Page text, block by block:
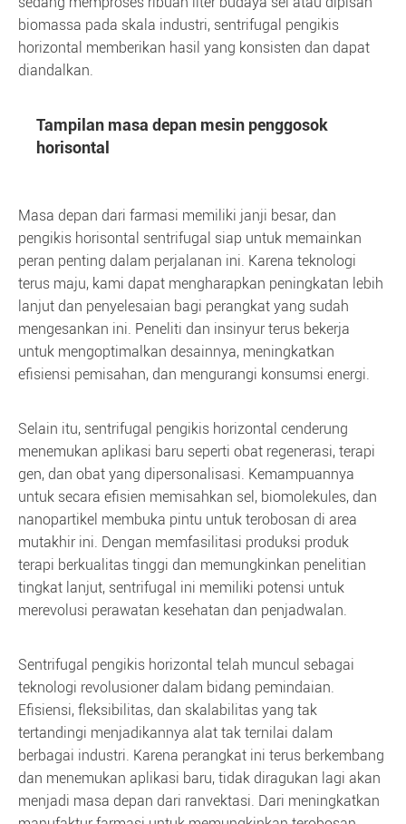
biomassa pada skala industri, sentrifugal pengikis
horizontal memberikan hasil yang konsisten dan dapat
diandalkan.
Tampilan masa depan mesin penggosok
horisontal
Masa depan dari farmasi memiliki janji besar, dan
pengikis horisontal sentrifugal siap untuk memainkan
peran penting dalam perjalanan ini. Karena teknologi
terus maju, kami dapat mengharapkan peningkatan lebih
lanjut dan penyelesaian bagi perangkat yang sudah
mengesankan ini. Peneliti dan insinyur terus bekerja
untuk mengoptimalkan desainnya, meningkatkan
efisiensi pemisahan, dan mengurangi konsumsi energi.
Selain itu, sentrifugal pengikis horizontal cenderung
menemukan aplikasi baru seperti obat regenerasi, terapi
gen, dan obat yang dipersonalisasi. Kemampuannya
untuk secara efisien memisahkan sel, biomolekules, dan
nanopartikel membuka pintu untuk terobosan di area
mutakhir ini. Dengan memfasilitasi produksi produk
terapi berkualitas tinggi dan memungkinkan penelitian
tingkat lanjut, sentrifugal ini memiliki potensi untuk
merevolusi perawatan kesehatan dan penjadwalan.
Sentrifugal pengikis horizontal telah muncul sebagai
teknologi revolusioner dalam bidang pemindaian.
Efisiensi, fleksibilitas, dan skalabilitas yang tak
tertandingi menjadikannya alat tak ternilai dalam
berbagai industri. Karena perangkat ini terus berkembang
dan menemukan aplikasi baru, tidak diragukan lagi akan
menjadi masa depan dari ranvektasi. Dari meningkatkan